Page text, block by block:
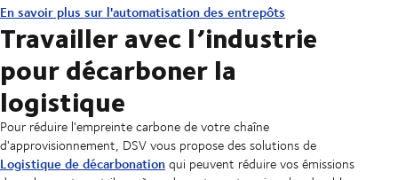
En savoir plus sur l'automatisation des entrepôts
Travailler avec l’industrie
pour décarboner la
logistique
Pour réduire l'empreinte carbone de votre chaîne
d'approvisionnement, DSV vous propose des solutions de
Logistique de décarbonationqui peuvent réduire vos émissions